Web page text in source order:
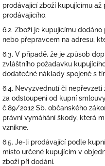
prodávající zboží kupujícímu
prodávajícího.
6.2. Zboží je kupujícímu
nebo přepravcem na adresu,
6.3. V případě, že je způsob
zvláštního požadavku
dodatečné náklady spojené s
6.4. Nevyzvednutí či
za odstoupení od kupní
č.89/2012 Sb. občanského
právní vymáhání škody, která
vznikne.
6.5. Je-li prodávající podle
místo určené kupujícím v
zboží při dodání.